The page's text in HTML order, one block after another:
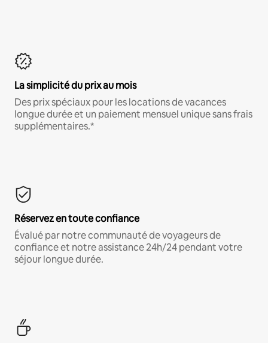
La simplicité du prix au mois
Des prix spéciaux pour les locations de vacances
longue durée et un paiement mensuel unique sans frais
supplémentaires.*
Réservez en toute confiance
Évalué par notre communauté de voyageurs de
confiance et notre assistance 24h/24 pendant votre
séjour longue durée.